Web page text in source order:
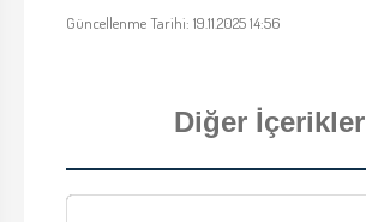
Güncellenme Tarihi: 19.11.2025 14:56
Diğer İçerikler